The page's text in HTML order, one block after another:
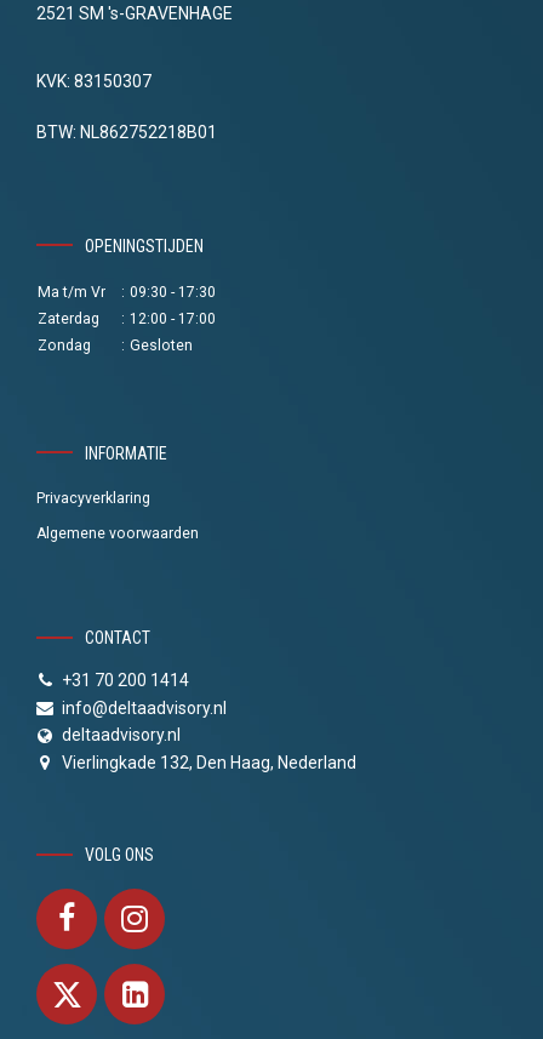
2521 SM 's-GRAVENHAGE
KVK: 83150307
BTW: NL862752218B01
OPENINGSTIJDEN
Ma t/m Vr : 09:30 - 17:30
Zaterdag
: 12:00 - 17:00
Zondag
: Gesloten
INFORMATIE
Privacyverklaring
Algemene voorwaarden
CONTACT
+31 70 200 1414
info@deltaadvisory.nl
deltaadvisory.nl
Vierlingkade 132, Den Haag, Nederland
VOLG ONS